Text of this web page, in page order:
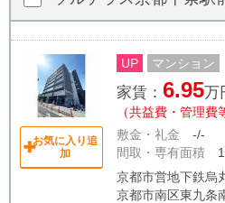
お気に入り追
加
UP マンション
家賃： 6.95万
（共益費・管理
敷金・礼金 -/-
間取・専有面積
京都市営地下鉄烏
京都市南区東九条